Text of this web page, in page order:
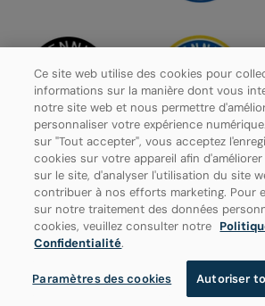
Politique de confidentialité
Paramètres des cookies
© 2026 Tennis Canada, tous droits
Ce site web utilise des cookies pour
informations sur la manière dont vous
notre site web et nous permettre
personnaliser votre expérience
sur "Tout accepter", vous acceptez
cookies sur votre appareil afin
sur le site, d'analyser l'utilisation du site
contribuer à nos efforts marketing. Pour
sur notre traitement des données
cookies, veuillez consulter notre
Confidentialité.
Paramètres des cookies Autoriser